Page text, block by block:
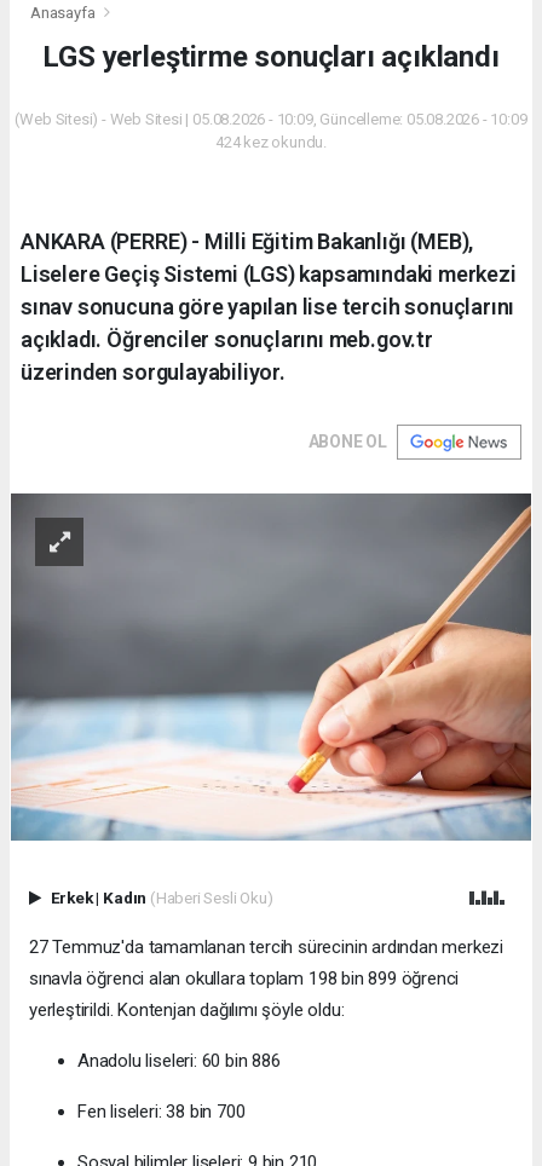
Anasayfa
LGS yerleştirme sonuçları açıklandı
(Web Sitesi) - Web Sitesi | 05.08.2026 - 10:09, Güncelleme: 05.08.2026 - 10:09
424 kez okundu.
ANKARA (PERRE) - Milli Eğitim Bakanlığı (MEB),
Liselere Geçiş Sistemi (LGS) kapsamındaki merkezi
sınav sonucuna göre yapılan lise tercih sonuçlarını
açıkladı. Öğrenciler sonuçlarını meb.gov.tr
üzerinden sorgulayabiliyor.
ABONE OL
Erkek| Kadın (Haberi Sesli Oku)
27 Temmuz'da tamamlanan tercih sürecinin ardından merkezi
sınavla öğrenci alan okullara toplam 198 bin 899 öğrenci
yerleştirildi. Kontenjan dağılımı şöyle oldu:
Anadolu liseleri: 60 bin 886
Fen liseleri: 38 bin 700